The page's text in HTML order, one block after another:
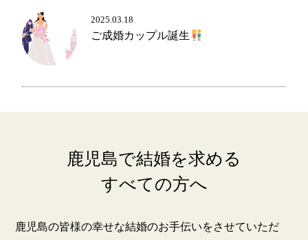
2025.03.18
ご成婚カップル誕生
鹿児島で結婚を求める
すべての方へ
鹿児島の皆様の幸せな結婚のお手伝いをさせていただ